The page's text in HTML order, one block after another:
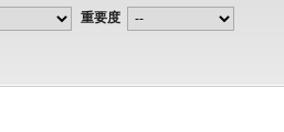
重要度